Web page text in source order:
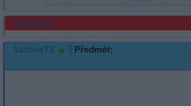
Reklama
VashekTX | Předmět: